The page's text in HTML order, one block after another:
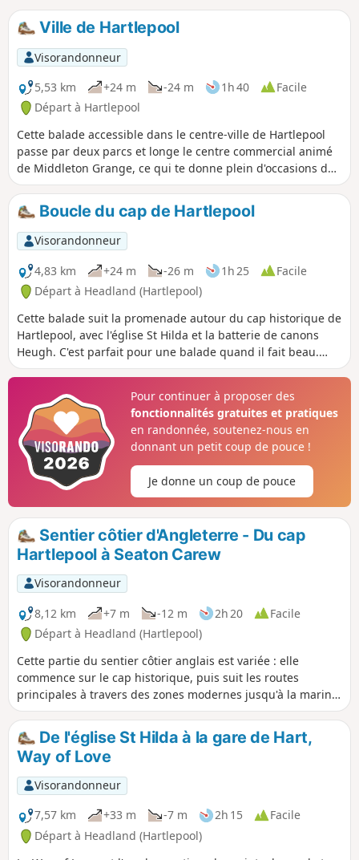
Ville de Hartlepool
Visorandonneur
5,53 km
+24 m -24 m 1h 40
Facile
Départ à Hartlepool
Cette balade accessible dans le centre-ville de Hartlepool
passe par deux parcs et longe le centre commercial animé
de Middleton Grange, ce qui te donne plein d'occasions de
t'arrêter pour prendre un café ou juste profiter des parcs.
Boucle du cap de Hartlepool
Visorandonneur
4,83 km
+24 m -26 m 1h 25
Facile
Départ à Headland (Hartlepool)
Cette balade suit la promenade autour du cap historique de
Hartlepool, avec l'église St Hilda et la batterie de canons
Heugh. C'est parfait pour une balade quand il fait beau.
Cherche les panneaux d'information avec le célèbre singe
Pour continuer à proposer des
fonctionnalités gratuites et pratiques
en randonnée, soutenez-nous en
donnant un petit coup de pouce !
Je donne un coup de pouce
Sentier côtier d'Angleterre - Du cap
Hartlepool à Seaton Carew
Visorandonneur
8,12 km
+7 m -12 m 2h 20
Facile
Départ à Headland (Hartlepool)
Cette partie du sentier côtier anglais est variée : elle
commence sur le cap historique, puis suit les routes
principales à travers des zones modernes jusqu'à la marina
et le front de mer à Seaton Carew. L'itinéraire passe par
certains des sites les plus intéressants de Hartlepool, qui
valent bien un petit détour.
De l'église St Hilda à la gare de Hart,
Way of Love
Visorandonneur
7,57 km
+33 m -7 m 2h 15
Facile
Départ à Headland (Hartlepool)